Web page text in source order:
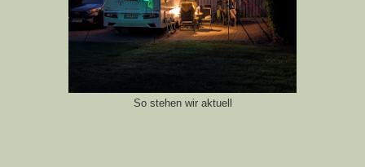
So stehen wir aktuell